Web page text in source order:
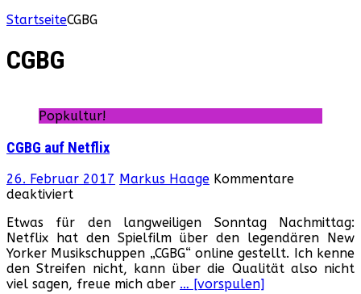
StartseiteCGBG
CGBG
Popkultur!
CGBG auf Netflix
26. Februar 2017 Markus Haage Kommentare
deaktiviertfür
auf
Netflix
Etwas für den langweiligen Sonntag Nachmittag:
Netflix hat den Spielfilm über den legendären New
Yorker Musikschuppen „CGBG“ online gestellt. Ich kenne
den Streifen nicht, kann über die Qualität also nicht
viel sagen, freue mich aber … [vorspulen]